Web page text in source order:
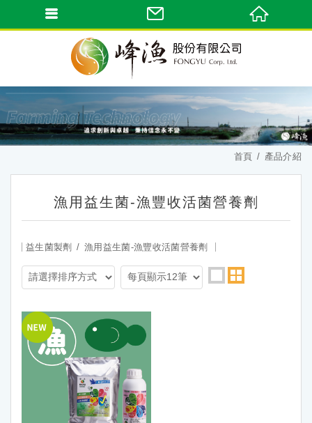
首頁 產品介紹
漁用益生菌-漁豐收活菌營養劑
益生菌製劑 漁用益生菌-漁豐收活菌營養劑